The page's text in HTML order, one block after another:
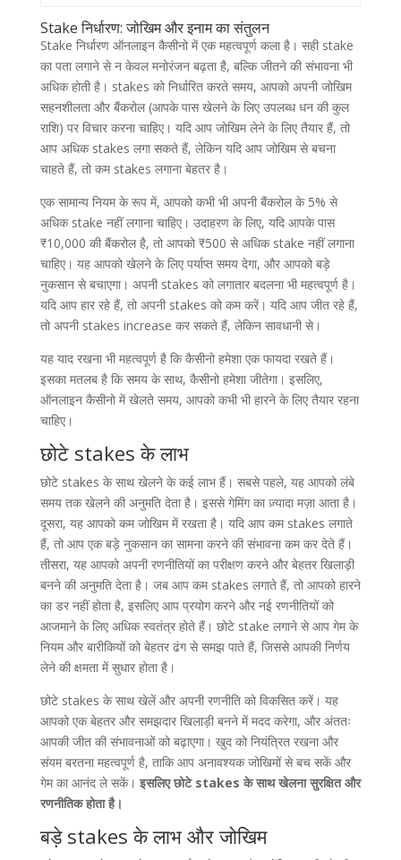
Stake निर्धारण: जोखिम और इनाम का संतुलन
Stake निर्धारण ऑनलाइन कैसीनो में एक महत्वपूर्ण कला है। सही stake
का पता लगाने से न केवल मनोरंजन बढ़ता है, बल्कि जीतने की संभावना भी
अधिक होती है। stakes को निर्धारित करते समय, आपको अपनी जोखिम
सहनशीलता और बैंकरोल (आपके पास खेलने के लिए उपलब्ध धन की कुल
राशि) पर विचार करना चाहिए। यदि आप जोखिम लेने के लिए तैयार हैं, तो
आप अधिक stakes लगा सकते हैं, लेकिन यदि आप जोखिम से बचना
चाहते हैं, तो कम stakes लगाना बेहतर है।
एक सामान्य नियम के रूप में, आपको कभी भी अपनी बैंकरोल के 5% से
अधिक stake नहीं लगाना चाहिए। उदाहरण के लिए, यदि आपके पास
₹10,000 की बैंकरोल है, तो आपको ₹500 से अधिक stake नहीं लगाना
चाहिए। यह आपको खेलने के लिए पर्याप्त समय देगा, और आपको बड़े
नुकसान से बचाएगा। अपनी stakes को लगातार बदलना भी महत्वपूर्ण है।
यदि आप हार रहे हैं, तो अपनी stakes को कम करें। यदि आप जीत रहे हैं,
तो अपनी stakes increase कर सकते हैं, लेकिन सावधानी से।
यह याद रखना भी महत्वपूर्ण है कि कैसीनो हमेशा एक फायदा रखते हैं।
इसका मतलब है कि समय के साथ, कैसीनो हमेशा जीतेगा। इसलिए,
ऑनलाइन कैसीनो में खेलते समय, आपको कभी भी हारने के लिए तैयार रहना
चाहिए।
छोटे stakes के लाभ
छोटे stakes के साथ खेलने के कई लाभ हैं। सबसे पहले, यह आपको लंबे
समय तक खेलने की अनुमति देता है। इससे गेमिंग का ज़्यादा मज़ा आता है।
दूसरा, यह आपको कम जोखिम में रखता है। यदि आप कम stakes लगाते
हैं, तो आप एक बड़े नुकसान का सामना करने की संभावना कम कर देते हैं।
तीसरा, यह आपको अपनी रणनीतियों का परीक्षण करने और बेहतर खिलाड़ी
बनने की अनुमति देता है। जब आप कम stakes लगाते हैं, तो आपको हारने
का डर नहीं होता है, इसलिए आप प्रयोग करने और नई रणनीतियों को
आजमाने के लिए अधिक स्वतंत्र होते हैं। छोटे stake लगाने से आप गेम के
नियम और बारीकियों को बेहतर ढंग से समझ पाते हैं, जिससे आपकी निर्णय
लेने की क्षमता में सुधार होता है।
छोटे stakes के साथ खेलें और अपनी रणनीति को विकसित करें। यह
आपको एक बेहतर और समझदार खिलाड़ी बनने में मदद करेगा, और अंततः
आपकी जीत की संभावनाओं को बढ़ाएगा। खुद को नियंत्रित रखना और
संयम बरतना महत्वपूर्ण है, ताकि आप अनावश्यक जोखिमों से बच सकें और
गेम का आनंद ले सकें। इसलिए छोटे stakes के साथ खेलना सुरक्षित और
रणनीतिक होता है।
बड़े stakes के लाभ और जोखिम